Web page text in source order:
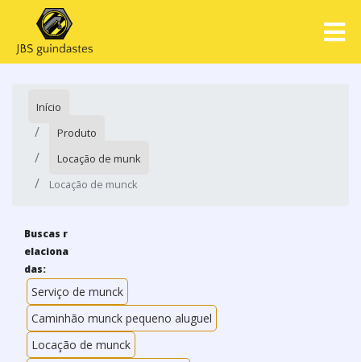
Início
Produto
Locação de munk
Locação de munck
Buscas r
elaciona
das:
Serviço de munck
Caminhão munck pequeno aluguel
Locação de munck